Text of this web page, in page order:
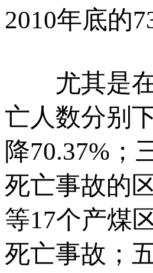
2010年底的
尤其是在
亡人数分别
降70.37%；
死亡事故的
等17个产煤
死亡事故；